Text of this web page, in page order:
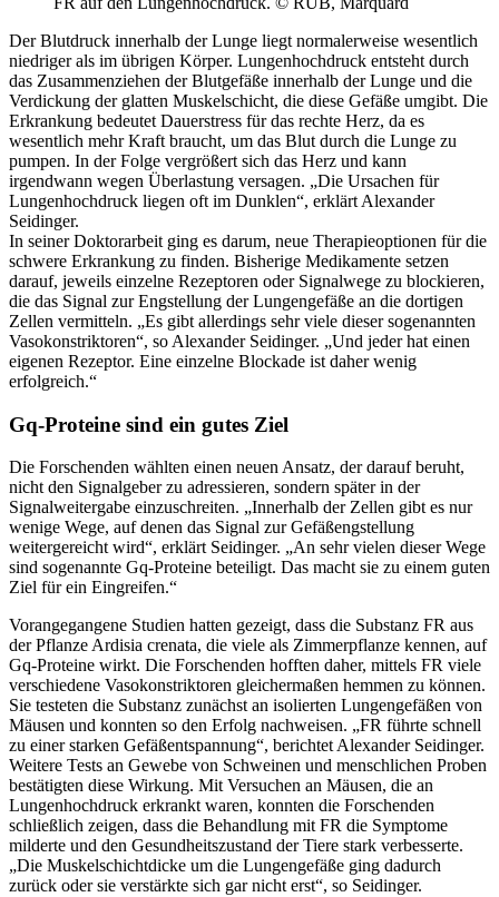
Der Blutdruck innerhalb der Lunge liegt normalerweise wesentlich
niedriger als im übrigen Körper. Lungenhochdruck entsteht durch
das Zusammenziehen der Blutgefäße innerhalb der Lunge und die
Verdickung der glatten Muskelschicht, die diese Gefäße umgibt. Die
Erkrankung bedeutet Dauerstress für das rechte Herz, da es
wesentlich mehr Kraft braucht, um das Blut durch die Lunge zu
pumpen. In der Folge vergrößert sich das Herz und kann
irgendwann wegen Überlastung versagen. „Die Ursachen für
Lungenhochdruck liegen oft im Dunklen“, erklärt Alexander
Seidinger.
In seiner Doktorarbeit ging es darum, neue Therapieoptionen für die
schwere Erkrankung zu finden. Bisherige Medikamente setzen
darauf, jeweils einzelne Rezeptoren oder Signalwege zu blockieren,
die das Signal zur Engstellung der Lungengefäße an die dortigen
Zellen vermitteln. „Es gibt allerdings sehr viele dieser sogenannten
Vasokonstriktoren“, so Alexander Seidinger. „Und jeder hat einen
eigenen Rezeptor. Eine einzelne Blockade ist daher wenig
erfolgreich.“
Gq-Proteine sind ein gutes Ziel
Die Forschenden wählten einen neuen Ansatz, der darauf beruht,
nicht den Signalgeber zu adressieren, sondern später in der
Signalweitergabe einzuschreiten. „Innerhalb der Zellen gibt es nur
wenige Wege, auf denen das Signal zur Gefäßengstellung
weitergereicht wird“, erklärt Seidinger. „An sehr vielen dieser Wege
sind sogenannte Gq-Proteine beteiligt. Das macht sie zu einem guten
Ziel für ein Eingreifen.“
Vorangegangene Studien hatten gezeigt, dass die Substanz FR aus
der Pflanze Ardisia crenata, die viele als Zimmerpflanze kennen, auf
Gq-Proteine wirkt. Die Forschenden hofften daher, mittels FR viele
verschiedene Vasokonstriktoren gleichermaßen hemmen zu können.
Sie testeten die Substanz zunächst an isolierten Lungengefäßen von
Mäusen und konnten so den Erfolg nachweisen. „FR führte schnell
zu einer starken Gefäßentspannung“, berichtet Alexander Seidinger.
Weitere Tests an Gewebe von Schweinen und menschlichen Proben
bestätigten diese Wirkung. Mit Versuchen an Mäusen, die an
Lungenhochdruck erkrankt waren, konnten die Forschenden
schließlich zeigen, dass die Behandlung mit FR die Symptome
milderte und den Gesundheitszustand der Tiere stark verbesserte.
„Die Muskelschichtdicke um die Lungengefäße ging dadurch
zurück oder sie verstärkte sich gar nicht erst“, so Seidinger.